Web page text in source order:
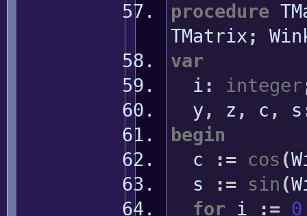
procedure
TMatrix ;
var
i : integer
y , z , c , s
begin
c
:= cos (
s
:= sin (
for i := 0